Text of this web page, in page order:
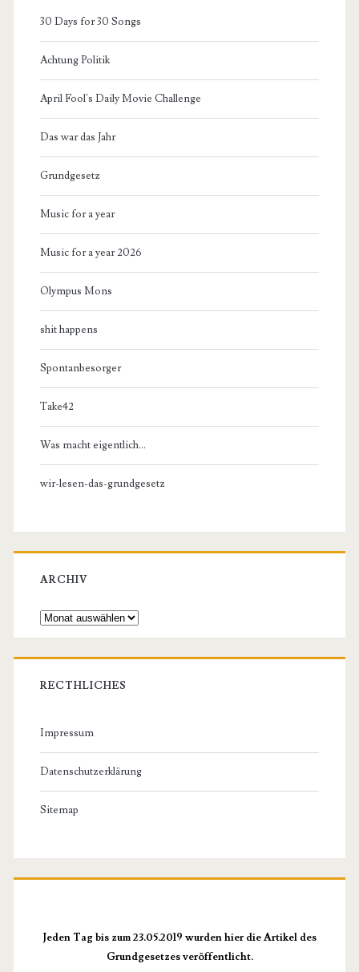
30 Days for 30 Songs
Achtung Politik
April Fool's Daily Movie Challenge
Das war das Jahr
Grundgesetz
Music for a year
Music for a year 2026
Olympus Mons
shit happens
Spontanbesorger
Take42
Was macht eigentlich…
wir-lesen-das-grundgesetz
ARCHIV
Archiv
RECTHLICHES
Impressum
Datenschutzerklärung
Sitemap
Jeden Tag bis zum 23.05.2019 wurden hier die Artikel des
Grundgesetzes veröffentlicht.